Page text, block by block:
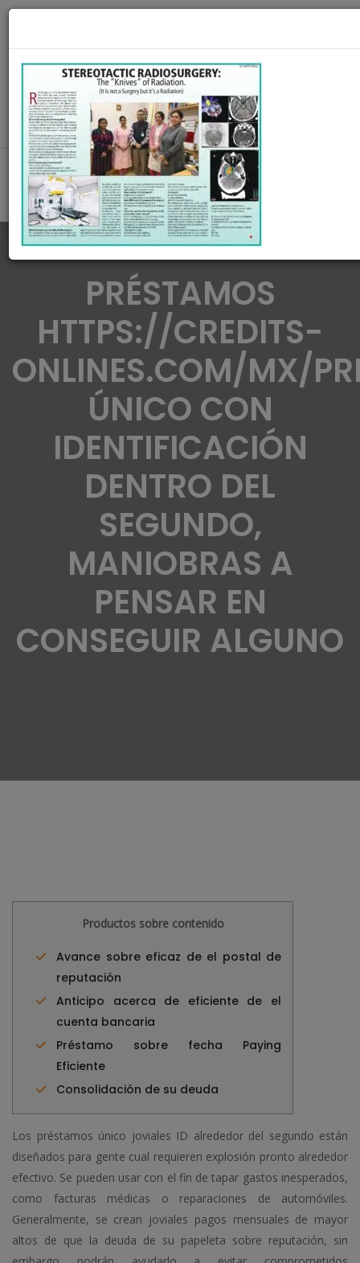
Call Us : 8420345509 / 9432922741
MAKE APPOINMENT
PRÉSTAMOS
HTTPS://CREDITS-
ONLINES.COM/MX/
ÚNICO CON
IDENTIFICACIÓN
DENTRO DEL
SEGUNDO,
MANIOBRAS A
PENSAR EN
CONSEGUIR ALGUNO
Productos sobre contenido
Avance sobre eficaz de el postal de
reputación
Anticipo acerca de eficiente de el
cuenta bancaria
Préstamo sobre fecha Paying
Eficiente
Consolidación de su deuda
Los préstamos único joviales ID alrededor del segundo están
diseñados para gente cual requieren explosión pronto alrededor
efectivo. Se pueden usar con el fin de tapar gastos inesperados,
como facturas médicas o reparaciones de automóviles.
Generalmente, se crean joviales pagos mensuales de mayor
altos de que la deuda de su papeleta sobre reputación, sin